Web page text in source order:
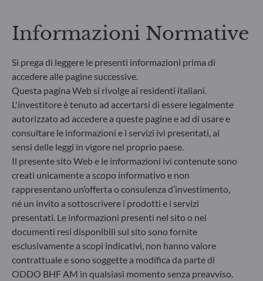
ODDO BHF Asset Management SAS*
12 boulevard de la Madeleine
75440 Paris Cedex 09
Francia
+33 1 44 51 80 28
Società di gestione del risparmio autorizzata dall’Autorité
des Marchés Financiers con il n. GP99011
Informazioni Normative
Si prega di leggere le presenti informazioni prima di
accedere alle pagine successive.
Questa pagina Web si rivolge ai residenti italiani.
L'investitore è tenuto ad accertarsi di essere legalmente
autorizzato ad accedere a queste pagine e ad di usare e
consultare le informazioni e i servizi ivi presentati, ai
sensi delle leggi in vigore nel proprio paese.
Il presente sito Web e le informazioni ivi contenute sono
creati unicamente a scopo informativo e non
rappresentano un’offerta o consulenza d’investimento,
né un invito a sottoscrivere i prodotti e i servizi
presentati. Le informazioni presenti nel sito o nei
documenti resi disponibili sul sito sono fornite
esclusivamente a scopi indicativi, non hanno valore
contrattuale e sono soggette a modifica da parte di
ODDO BHF AM in qualsiasi momento senza preavviso.